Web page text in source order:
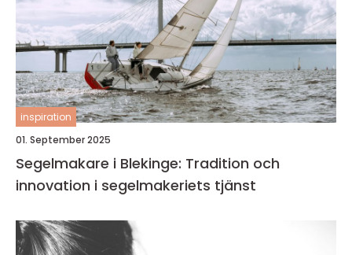
inspiration
01. September 2025
Segelmakare i Blekinge: Tradition och
innovation i segelmakeriets tjänst